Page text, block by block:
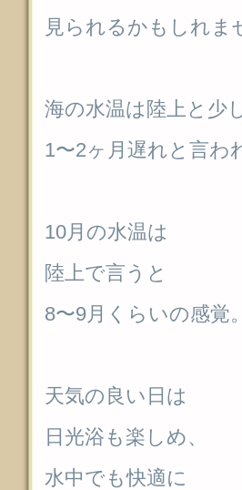
見られるかもしれま
海の水温は陸上と少
1〜2ヶ月遅れと言わ
10月の水温は
陸上で言うと
8〜9月くらいの感覚
天気の良い日は
日光浴も楽しめ、
水中でも快適に